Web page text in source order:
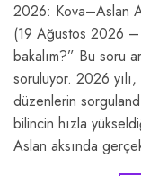
2026: Kova–Aslan
(19 Ağustos 2026
bakalım?” Bu soru
soruluyor. 2026 yılı,
düzenlerin
bilincin hızla
Aslan aksında